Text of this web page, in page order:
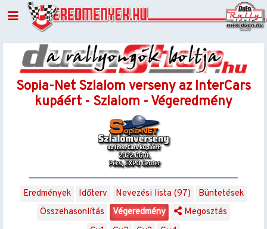
Sopia-Net Szlalom verseny az InterCars
kupáért - Szlalom - Végeredmény
Eredmények Időterv Nevezési lista (97)
Büntetések
Összehasonlítás
Végeredmény
Megosztás